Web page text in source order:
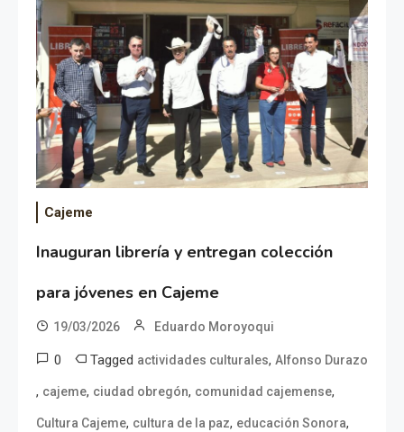
Cajeme
Inauguran librería y entregan colección
para jóvenes en Cajeme
19/03/2026 Eduardo Moroyoqui
0 Tagged actividades culturales, Alfonso Durazo
, cajeme, ciudad obregón, comunidad cajemense,
Cultura Cajeme, cultura de la paz, educación Sonora,